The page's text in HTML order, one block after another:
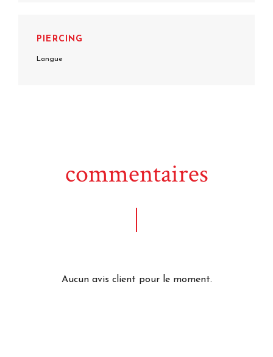
PIERCING
Langue
commentaires
Aucun avis client pour le moment.